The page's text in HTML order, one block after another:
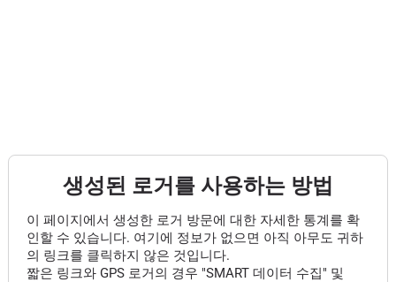
생성된 로거를 사용하는 방법
이 페이지에서 생성한 로거 방문에 대한 자세한 통계를 확
인할 수 있습니다. 여기에 정보가 없으면 아직 아무도 귀하
의 링크를 클릭하지 않은 것입니다.
짧은 링크와 GPS 로거의 경우 "SMART 데이터 수집" 및